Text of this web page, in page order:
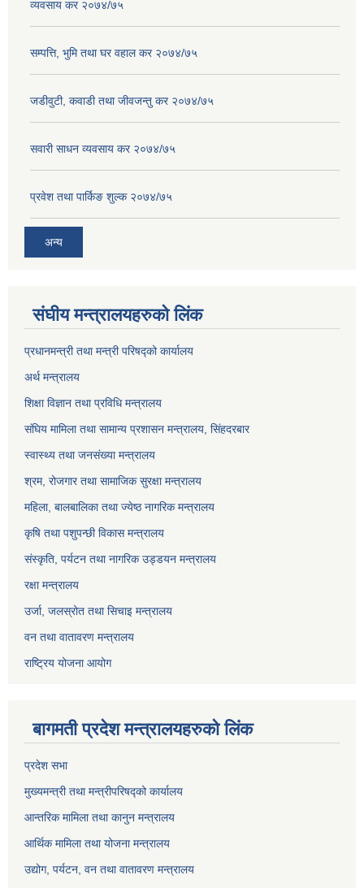
व्यवसाय कर २०७४/७५
सम्पत्ति, भुमि तथा घर वहाल कर २०७४/७५
जडीवुटी, कवाडी तथा जीवजन्तु कर २०७४/७५
सवारी साधन व्यवसाय कर २०७४/७५
प्रवेश तथा पार्किङ शुल्क २०७४/७५
अन्य
संघीय मन्त्रालयहरुको लिंक
प्रधानमन्त्री तथा मन्त्री परिषद्को कार्यालय
अर्थ मन्त्रालय
शिक्षा विज्ञान तथा प्रविधि मन्त्रालय
संघिय मामिला तथा सामान्य प्रशासन मन्त्रालय, सिंहदरबार
स्वास्थ्य तथा जनसंख्या मन्त्रालय
श्रम, रोजगार तथा सामाजिक सुरक्षा मन्त्रालय
महिला, बालबालिका तथा ज्येष्ठ नागरिक मन्त्रालय
कृषि तथा पशुपन्छी विकास मन्त्रालय
संस्कृति, पर्यटन तथा नागरिक उड्डयन मन्त्रालय
रक्षा मन्त्रालय
उर्जा, जलस्रोत तथा सिचाइ मन्त्रालय
वन तथा वातावरण मन्त्रालय
राष्ट्रिय योजना आयोग
बागमती प्रदेश मन्त्रालयहरुको लिंक
प्रदेश सभा
मुख्यमन्त्री तथा मन्त्रीपरिषद्को कार्यालय
आन्तरिक मामिला तथा कानुन मन्त्रालय
आर्थिक मामिला तथा योजना मन्त्रालय
उद्योग, पर्यटन, वन तथा वातावरण मन्त्रालय